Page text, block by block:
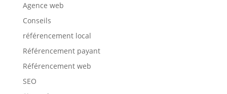
Agence web
Conseils
référencement local
Référencement payant
Référencement web
SEO